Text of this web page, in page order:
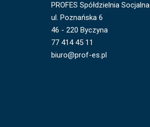
PROFES Spółdzielnia Socjalna
ul. Poznańska 6
46 - 220 Byczyna
77 414 45 11
biuro@prof-es.pl